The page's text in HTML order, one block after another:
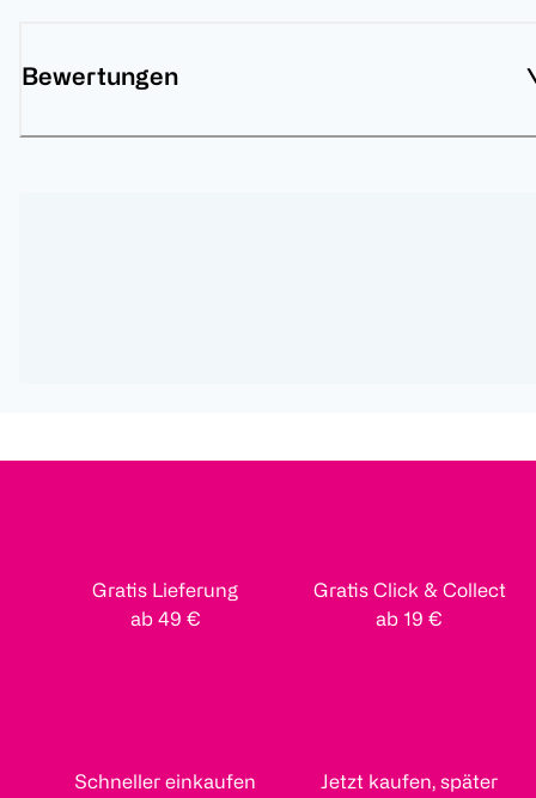
Bewertungen
Gratis Lieferung
ab 49 €
Gratis Click & Collect
ab 19 €
Schneller einkaufen
Jetzt kaufen, später